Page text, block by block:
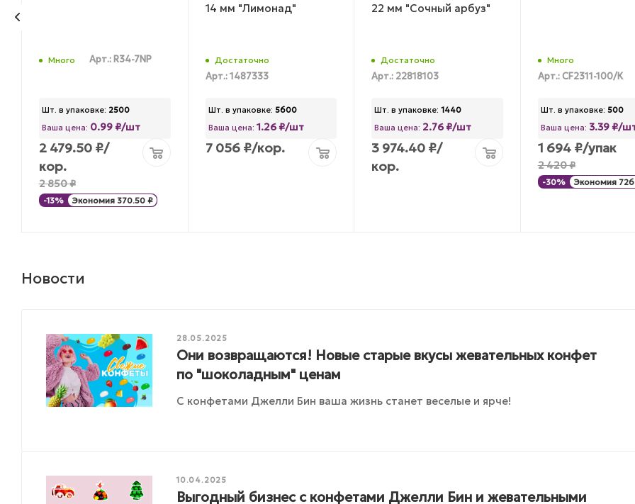
Много Арт.: R34-7NP
Шт. в упаковке: 2500
Ваша цена: 0.99 ₽/шт
2 479.50₽/
кор.
2 850₽
-13% Экономия 370.50₽
14 мм "Лимонад"
Достаточно
Арт.: 1487333
Шт. в упаковке: 5600
Ваша цена: 1.26 ₽/шт
7 056₽/кор.
22 мм "Сочный арбуз"
Достаточно
Арт.: 22818103
Шт. в упаковке: 1440
Ваша цена: 2.76 ₽/шт
3 974.40 ₽/
кор.
Много
Арт.: CF2311-100/К
Шт. в упаковке: 500
Ваша цена: 3.39 ₽/
1 694 ₽/упак
2 420₽
-30% Экономия 726
Новости
28.05.2025
Они возвращаются! Новые старые вкусы жевательных конфет
по "шоколадным" ценам
С конфетами Джелли Бин ваша жизнь станет веселые и ярче!
10.04.2025
Выгодный бизнес с конфетами Джелли Бин и жевательными